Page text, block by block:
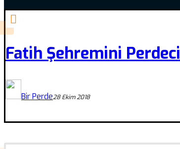
Fatih Şehremini Perdeci
Bir Perde28 Ekim 2018